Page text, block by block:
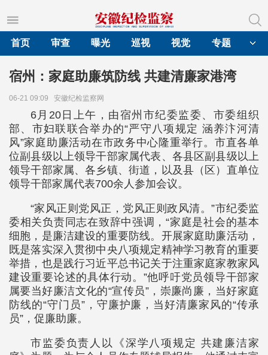
首页
审查 曝光 巡视 视觉 专题
宿州：家庭助廉筑防线 共建清廉家港湾
06-21 09:09 安徽纪检监察网
6月20日上午，由宿州市纪委监委、市委组织
部、市妇联联合举办的“严守八项规定 涵养汴河清
风”家庭助廉活动在市政务中心隆重举行。市直各单
位副县级以上领导干部家属代表、各县区副县级以上
领导干部家属、各乡镇、街道，以及县（区）直单位
领导干部家属代表700余人参加会议。
“家风正则党风正，党风正则政风清。”市纪委监
委相关负责同志在致辞中强调，“家庭是社会的基本
细胞，是廉洁建设的重要防线。开展家庭助廉活动，
既是落实深入贯彻中央八项规定精神学习教育的重要
举措，也是践行习近平总书记关于注重家庭家教家风
建设重要论述的具体行动。”他呼吁党员领导干部家
属要当好廉洁文化的“宣传员”，崇廉尚廉，当好家庭
防线的“守门员”，守廉护廉，当好清廉家风的“传承
员”，促廉助廉。
市监委负责人以《深学八项规定 共建廉洁家